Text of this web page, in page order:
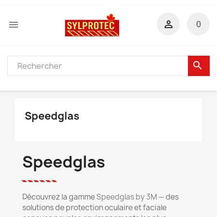
 0

search
Speedglas
Speedglas
Découvrez la gammeSpeedglas by 3M — des
solutions de protection oculaire et faciale